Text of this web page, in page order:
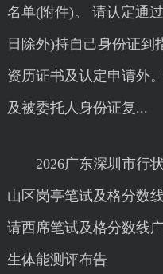
名单(附件)。 请认定通
日除外)持自己身份证到
资历证书及认定申请外
及被委托人身份证复...
2026广东深圳市行状
山区岗亭笔试及格分数
请西席笔试及格分数线
生体能测评布告